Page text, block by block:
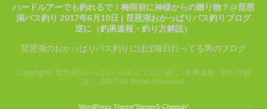
ハードルアーでも釣れるで！梅雨前に神様からの贈り物？@琵琶
湖バス釣り 2017年6月10日 | 琵琶湖おかっぱりバス釣りブログ
逆に（釣果速報・釣り方解説）
琵琶湖のおかっぱりバス釣りにほぼ毎日行ってる男のブログ
Copyright© 琵琶湖おかっぱりバス釣りブログ 逆に（釣果速報・釣り方解
説） , 2017 All Rights Reserved.
WordPress Theme"Stinger5-Cheetah"